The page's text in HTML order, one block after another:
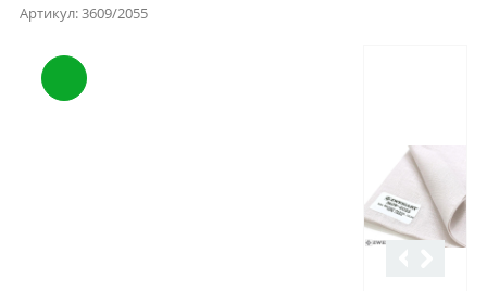
Артикул:3609/2055
Описание